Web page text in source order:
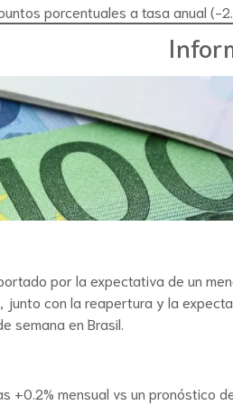
porcentuales a tasa anual (-
por la expectativa de un
con la reapertura y la
semana en Brasil.
mensual vs un pronóstico de